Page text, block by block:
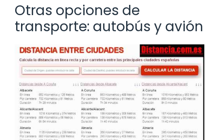
Otras opciones de
transporte: autobús y avión